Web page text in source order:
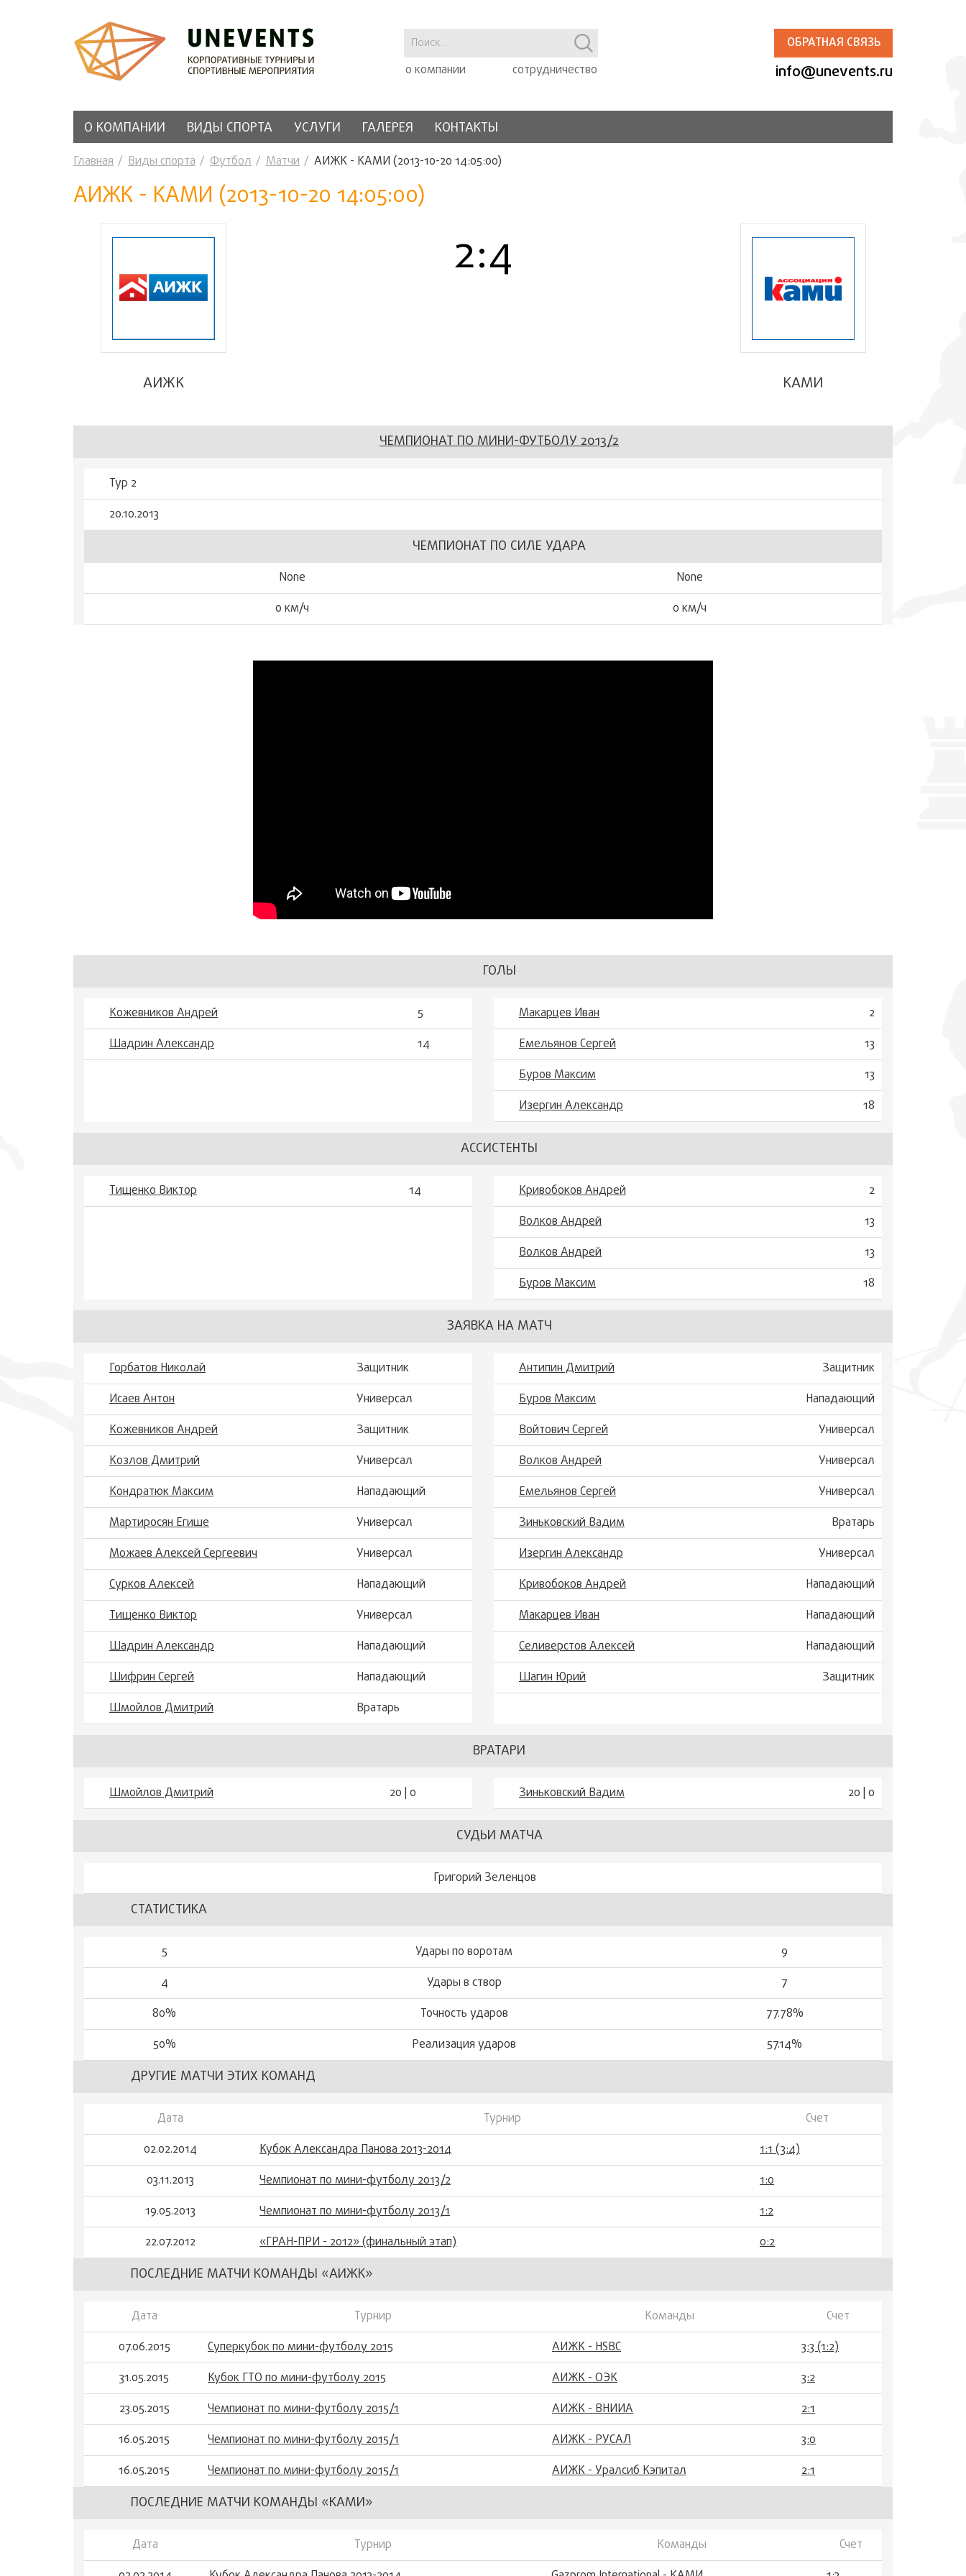
о компании сотрудничество
ОБРАТНАЯ СВЯЗЬ
info@unevents.ru
О КОМПАНИИ ВИДЫ СПОРТА УСЛУГИ ГАЛЕРЕЯ КОНТАКТЫ
Главная Виды спорта Футбол Матчи АИЖК - КАМИ (2013-10-20 14:05:00)
АИЖК - КАМИ (2013-10-20 14:05:00)
АИЖК
2:4
КАМИ
ЧЕМПИОНАТ ПО МИНИ-ФУТБОЛУ 2013/2
Тур 2
20.10.2013
ЧЕМПИОНАТ ПО СИЛЕ УДАРА
None
None
0 км/ч
0 км/ч
ГОЛЫ
Кожевников Андрей
5
Шадрин Александр
14
Макарцев Иван
2
Емельянов Сергей
13
Буров Максим
13
Изергин Александр
18
АССИСТЕНТЫ
Тищенко Виктор 14 Кривобоков Андрей
2
Волков Андрей
13
Волков Андрей
13
Буров Максим
18
ЗАЯВКА НА МАТЧ
Горбатов Николай
Защитник
Исаев Антон
Универсал
Кожевников Андрей
Защитник
Козлов Дмитрий
Универсал
Кондратюк Максим
Нападающий
Мартиросян Егише
Универсал
Можаев Алексей Сергеевич
Универсал
Сурков Алексей
Нападающий
Тищенко Виктор
Универсал
Шадрин Александр
Нападающий
Шифрин Сергей
Нападающий
Шмойлов Дмитрий
Вратарь
Антипин Дмитрий
Защитник
Буров Максим
Нападающий
Войтович Сергей
Универсал
Волков Андрей
Универсал
Емельянов Сергей
Универсал
Зиньковский Вадим
Вратарь
Изергин Александр
Универсал
Кривобоков Андрей
Нападающий
Макарцев Иван
Нападающий
Селиверстов Алексей
Нападающий
Шагин Юрий
Защитник
ВРАТАРИ
Шмойлов Дмитрий 20 | 0 Зиньковский Вадим 20 | 0
СУДЬИ МАТЧА
Григорий Зеленцов
СТАТИСТИКА
5 Удары по воротам
9
4
Удары в створ
7
80%
Точность ударов
77.78%
50%
Реализация ударов 57.14%
ДРУГИЕ МАТЧИ ЭТИХ КОМАНД
Дата Турнир
Счет
02.02.2014
Кубок Александра Панова 2013-2014
1:1 (3:4)
03.11.2013
Чемпионат по мини-футболу 2013/2
1:0
19.05.2013
Чемпионат по мини-футболу 2013/1
1:2
22.07.2012
«ГРАН-ПРИ - 2012» (финальный этап) 0:2
ПОСЛЕДНИЕ МАТЧИ КОМАНДЫ «АИЖК»
Дата Турнир Команды
Счет
07.06.2015
Суперкубок по мини-футболу 2015 АИЖК - HSBC
3:3 (1:2)
31.05.2015
Кубок ГТО по мини-футболу 2015 АИЖК - ОЭК
3:2
23.05.2015
Чемпионат по мини-футболу 2015/1 АИЖК - ВНИИА
2:1
16.05.2015
Чемпионат по мини-футболу 2015/1 АИЖК - РУСАЛ
3:0
16.05.2015
Чемпионат по мини-футболу 2015/1 АИЖК - Уралсиб Кэпитал 2:1
ПОСЛЕДНИЕ МАТЧИ КОМАНДЫ «КАМИ»
Дата Турнир Команды
Счет